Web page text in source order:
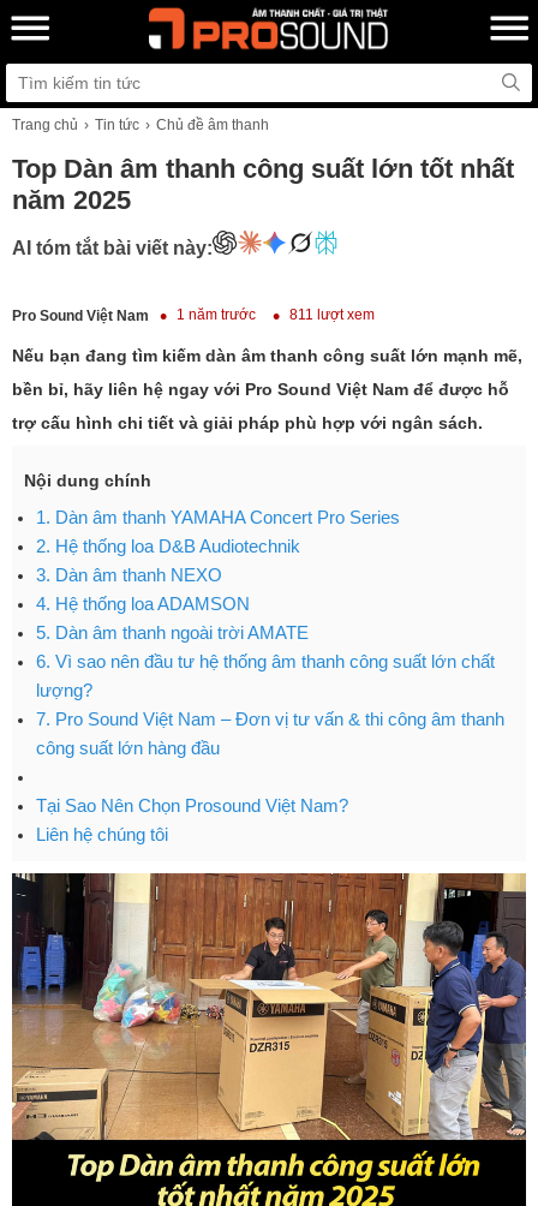
Trang chủ Tin tức Chủ đề âm thanh
Top Dàn âm thanh công suất lớn tốt nhất
năm 2025
AI tóm tắt bài viết này:
Pro Sound Việt Nam 1 năm trước 811 lượt xem
Nếu bạn đang tìm kiếm dàn âm thanh công suất lớn mạnh mẽ,
bền bỉ, hãy liên hệ ngay với Pro Sound Việt Nam để được hỗ
trợ cấu hình chi tiết và giải pháp phù hợp với ngân sách.
Nội dung chính
1. Dàn âm thanh YAMAHA Concert Pro Series
2. Hệ thống loa D&B Audiotechnik
3. Dàn âm thanh NEXO
4. Hệ thống loa ADAMSON
5. Dàn âm thanh ngoài trời AMATE
6. Vì sao nên đầu tư hệ thống âm thanh công suất lớn chất
lượng?
7. Pro Sound Việt Nam – Đơn vị tư vấn & thi công âm thanh
công suất lớn hàng đầu
Tại Sao Nên Chọn Prosound Việt Nam?
Liên hệ chúng tôi